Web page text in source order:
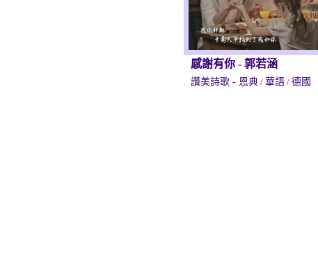
感謝有你- 郭若涵
讚美詩歌 - 恩典 / 華語 / 德國